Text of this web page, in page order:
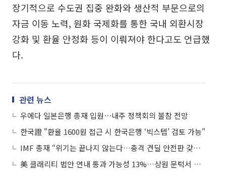
장기적으로 수도권 집중 완화와 생산적 부문으로의
자금 이동 노력, 원화 국제화를 통한 국내 외환시장
강화 및 환율 안정화 등이 이뤄져야 한다고도 언급했
다.
관련 뉴스
우에다 일본은행 총재 입원⋯내주 정책회의 불참 전망
한국證 "환율 1600원 접근 시 한국은행 ‘빅스텝’ 검토 가능"
IMF 총재 “위기는 끝나지 않는다…충격 견딜 안전판 갖춰야”
美 클래리티 법안 연내 통과 가능성 13%…상원 문턱서 제동